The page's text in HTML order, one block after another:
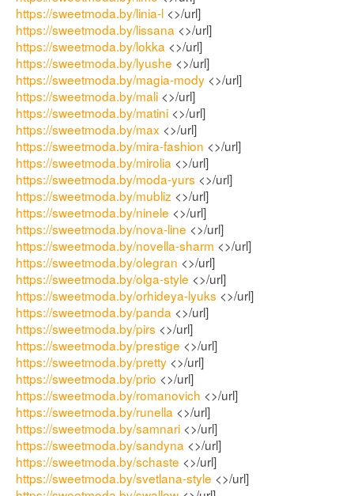
https://sweetmoda.by/linia-l <>/url]
https://sweetmoda.by/lissana <>/url]
https://sweetmoda.by/lokka <>/url]
https://sweetmoda.by/lyushe <>/url]
https://sweetmoda.by/magia-mody <>/url]
https://sweetmoda.by/mali <>/url]
https://sweetmoda.by/matini <>/url]
https://sweetmoda.by/max <>/url]
https://sweetmoda.by/mira-fashion <>/url]
https://sweetmoda.by/mirolia <>/url]
https://sweetmoda.by/moda-yurs <>/url]
https://sweetmoda.by/mubliz <>/url]
https://sweetmoda.by/ninele <>/url]
https://sweetmoda.by/nova-line <>/url]
https://sweetmoda.by/novella-sharm <>/url]
https://sweetmoda.by/olegran <>/url]
https://sweetmoda.by/olga-style <>/url]
https://sweetmoda.by/orhideya-lyuks <>/url]
https://sweetmoda.by/panda <>/url]
https://sweetmoda.by/pirs <>/url]
https://sweetmoda.by/prestige <>/url]
https://sweetmoda.by/pretty <>/url]
https://sweetmoda.by/prio <>/url]
https://sweetmoda.by/romanovich <>/url]
https://sweetmoda.by/runella <>/url]
https://sweetmoda.by/samnari <>/url]
https://sweetmoda.by/sandyna <>/url]
https://sweetmoda.by/schaste <>/url]
https://sweetmoda.by/svetlana-style <>/url]